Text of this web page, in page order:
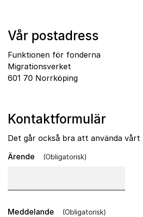
Vår post­a­dress
Funktionen för fonderna
Migrationsverket
601 70 Norrköping
Kontaktformulär
Det går också bra att använda
Ärende
Meddelande